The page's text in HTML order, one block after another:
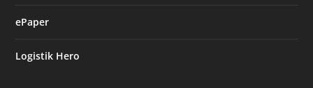
ePaper
Logistik Hero